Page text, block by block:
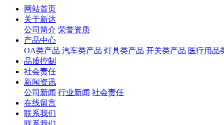
网站首页
关于新达
公司简介 荣誉资质
产品中心
OA类产品 汽车类产品 灯具类产品 开关类产品 医疗用品
品质控制
社会责任
新闻资讯
公司新闻 行业新闻 社会责任
在线留言
联系我们